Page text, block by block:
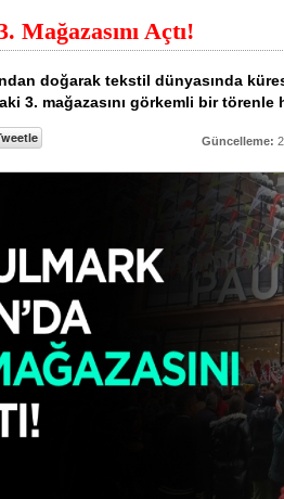
Mağazasını Açtı!
doğarak tekstil dünyasında
3. mağazasını görkemli bir törenle
Güncelleme: